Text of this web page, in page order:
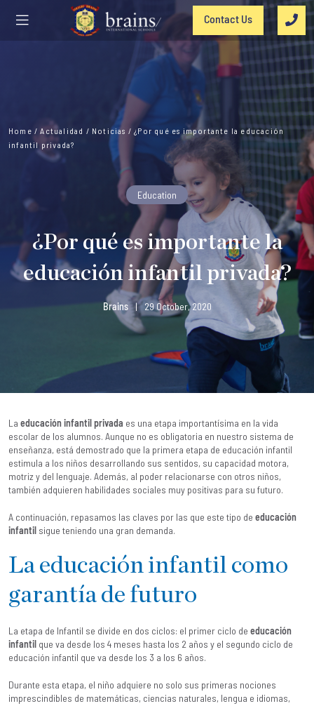
Contact Us
Home /Actualidad / Noticias /¿Por qué es importante la educación
infantil privada?
Education
¿Por qué es importante la
educación infantil privada?
Brains | 29 October, 2020
La educación infantil privada es una etapa importantísima en la vida
escolar de los alumnos. Aunque no es obligatoria en nuestro sistema de
enseñanza, está demostrado que la primera etapa de educación infantil
estimula a los niños desarrollando sus sentidos, su capacidad motora,
motriz y del lenguaje. Además, al poder relacionarse con otros niños,
también adquieren habilidades sociales muy positivas para su futuro.
A continuación, repasamos las claves por las que este tipo de educación
infantil sigue teniendo una gran demanda.
La educación infantil como
garantía de futuro
La etapa de Infantil se divide en dos ciclos: el primer ciclo de educación
infantil que va desde los 4 meses hasta los 2 años y el segundo ciclo de
educación infantil que va desde los 3 a los 6 años.
Durante esta etapa, el niño adquiere no solo sus primeras nociones
imprescindibles de matemáticas, ciencias naturales, lengua e idiomas,